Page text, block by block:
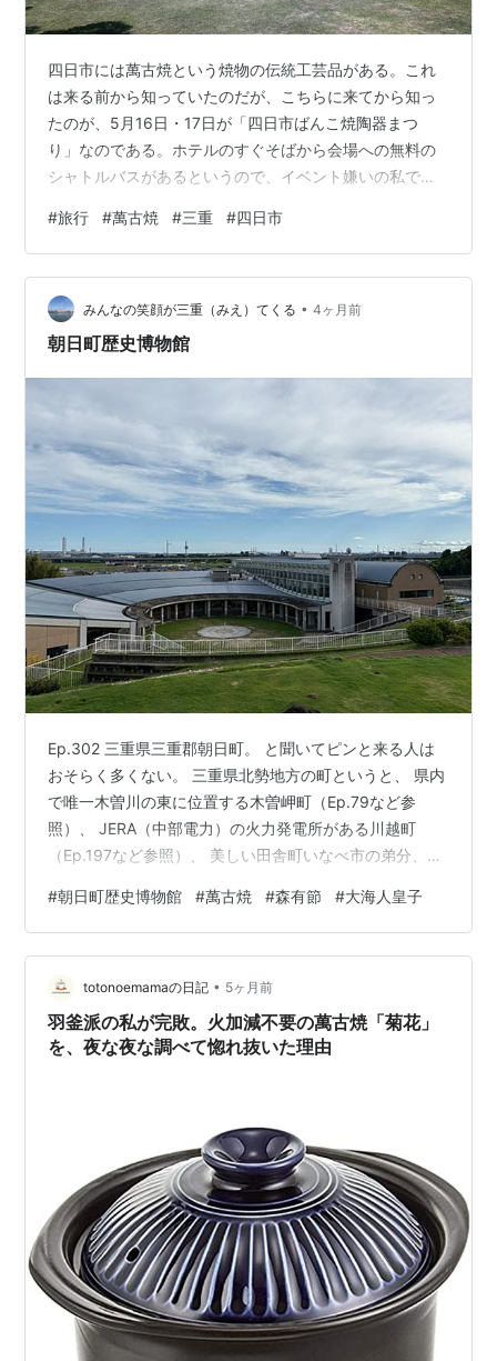
四日市には萬古焼という焼物の伝統工芸品がある。これ
は来る前から知っていたのだが、こちらに来てから知っ
たのが、5月16日・17日が「四日市ばんこ焼陶器まつ
り」なのである。ホテルのすぐそばから会場への無料の
シャトルバスがあるというので、イベント嫌いの私であ
く途中。今日も快晴だ。バス乗り場に５分前に行ったら
もう満員になったバスが止まっている。隙間にかろうじ
て入り込むが、やっぱり込むんだよなあ。バスは何とか
予定通り20分で１つ目の会場である四日市ドームについ
たが、次に移動するバスがまた大変そうだ。 会場に迎え
#旅行 #萬古焼 #三重 #四日市
みんなの笑顔が三重（みえ）てくる • 4ヶ月前
朝日町歴史博物館
Ep.302 三重県三重郡朝日町。 と聞いてピンと来る人は
おそらく多くない。 三重県北勢地方の町というと、 県内
で唯一木曽川の東に位置する木曽岬町（Ep.79など参
照）、 JERA（中部電力）の火力発電所がある川越町
（Ep.197など参照）、 美しい田舎町いなべ市の弟分、東
（Ep.103など参照）があるが、これらと比べて朝日町の
存在感は低い。 朝日町の位置 ニッショーHPより 朝日町
（あさひちょう）の面積は6km3で県内最小。人口も1万1
千人あまりで、本当に小さな町だ。 私が思うのは、なぜ
この町は今も独立した自治体として存在できているの
か？…
#朝日町歴史博物館 #萬古焼 #森有節 #大海人皇子
totonoemamaの日記 • 5ヶ月前
羽釜派の私が完敗。火加減不要の萬古焼「菊花」
を、夜な夜な調べて惚れ抜いた理由